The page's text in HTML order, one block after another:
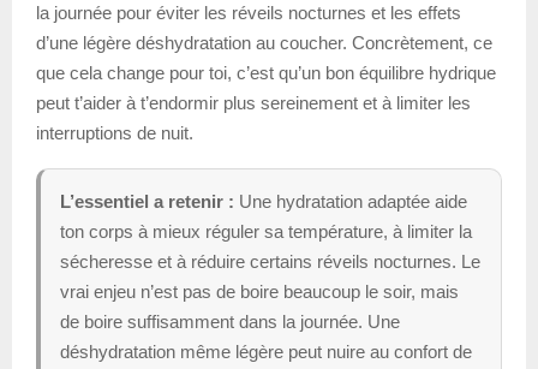
la journée pour éviter les réveils nocturnes et les effets
d’une légère déshydratation au coucher. Concrètement, ce
que cela change pour toi, c’est qu’un bon équilibre hydrique
peut t’aider à t’endormir plus sereinement et à limiter les
interruptions de nuit.
L’essentiel a retenir : Une hydratation adaptée aide
ton corps à mieux réguler sa température, à limiter la
sécheresse et à réduire certains réveils nocturnes. Le
vrai enjeu n’est pas de boire beaucoup le soir, mais
de boire suffisamment dans la journée. Une
déshydratation même légère peut nuire au confort de